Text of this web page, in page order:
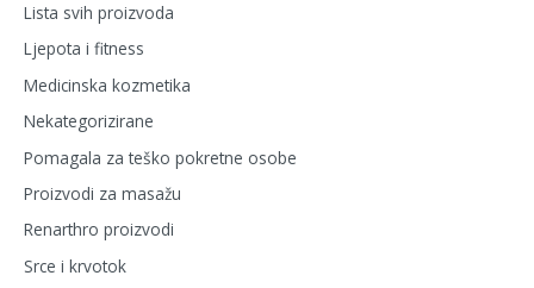
Lista svih proizvoda
Ljepota i fitness
Medicinska kozmetika
Nekategorizirane
Pomagala za teško pokretne osobe
Proizvodi za masažu
Renarthro proizvodi
Srce i krvotok